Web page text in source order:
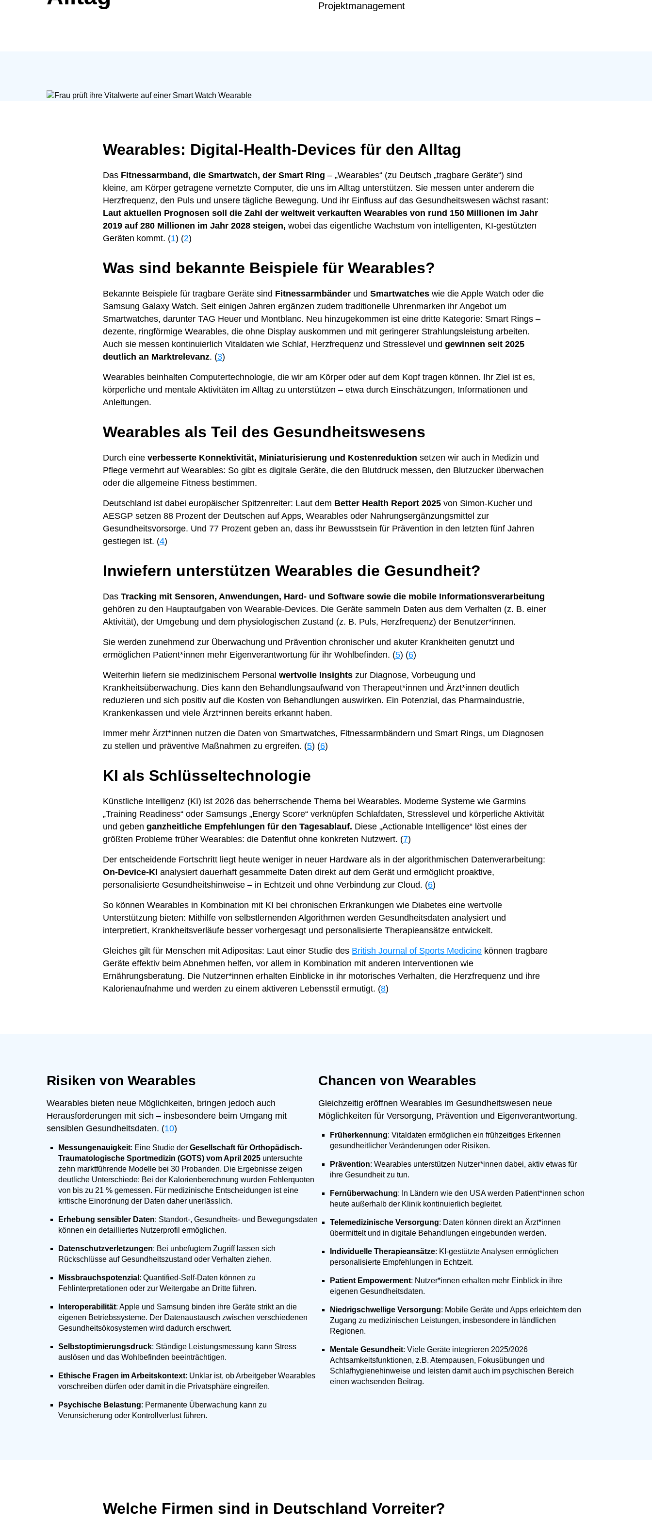
Projektmanagement
Wearables: Digital-Health-Devices für den Alltag
Das Fitnessarmband, die Smartwatch, der Smart Ring – „Wearables“ (zu Deutsch „tragbare Geräte“) sind
kleine, am Körper getragene vernetzte Computer, die uns im Alltag unterstützen. Sie messen unter anderem die
Herzfrequenz, den Puls und unsere tägliche Bewegung. Und ihr Einfluss auf das Gesundheitswesen wächst rasant:
Laut aktuellen Prognosen soll die Zahl der weltweit verkauften Wearables von rund 150 Millionen im Jahr
2019 auf 280 Millionen im Jahr 2028 steigen, wobei das eigentliche Wachstum von intelligenten, KI-gestützten
Geräten kommt. (1) (2)
Was sind bekannte Beispiele für Wearables?
Bekannte Beispiele für tragbare Geräte sind Fitnessarmbänder und Smartwatches wie die Apple Watch oder die
Samsung Galaxy Watch. Seit einigen Jahren ergänzen zudem traditionelle Uhrenmarken ihr Angebot um
Smartwatches, darunter TAG Heuer und Montblanc. Neu hinzugekommen ist eine dritte Kategorie: Smart Rings –
dezente, ringförmige Wearables, die ohne Display auskommen und mit geringerer Strahlungsleistung arbeiten.
Auch sie messen kontinuierlich Vitaldaten wie Schlaf, Herzfrequenz und Stresslevel und gewinnen seit 2025
deutlich an Marktrelevanz. (3)
Wearables beinhalten Computertechnologie, die wir am Körper oder auf dem Kopf tragen können. Ihr Ziel ist es,
körperliche und mentale Aktivitäten im Alltag zu unterstützen – etwa durch Einschätzungen, Informationen und
Anleitungen.
Wearables als Teil des Gesundheitswesens
Durch eine verbesserte Konnektivität, Miniaturisierung und Kostenreduktion setzen wir auch in Medizin und
Pflege vermehrt auf Wearables: So gibt es digitale Geräte, die den Blutdruck messen, den Blutzucker überwachen
oder die allgemeine Fitness bestimmen.
Deutschland ist dabei europäischer Spitzenreiter: Laut dem Better Health Report 2025 von Simon-Kucher und
AESGP setzen 88 Prozent der Deutschen auf Apps, Wearables oder Nahrungsergänzungsmittel zur
Gesundheitsvorsorge. Und 77 Prozent geben an, dass ihr Bewusstsein für Prävention in den letzten fünf Jahren
gestiegen ist. (4)
Inwiefern unterstützen Wearables die Gesundheit?
Das Tracking mit Sensoren, Anwendungen, Hard- und Software sowie die mobile Informationsverarbeitung
gehören zu den Hauptaufgaben von Wearable-Devices. Die Geräte sammeln Daten aus dem Verhalten (z. B. einer
Aktivität), der Umgebung und dem physiologischen Zustand (z. B. Puls, Herzfrequenz) der Benutzer*innen.
Sie werden zunehmend zur Überwachung und Prävention chronischer und akuter Krankheiten genutzt und
ermöglichen Patient*innen mehr Eigenverantwortung für ihr Wohlbefinden. (5) (6)
Weiterhin liefern sie medizinischem Personal wertvolle Insights zur Diagnose, Vorbeugung und
Krankheitsüberwachung. Dies kann den Behandlungsaufwand von Therapeut*innen und Ärzt*innen deutlich
reduzieren und sich positiv auf die Kosten von Behandlungen auswirken. Ein Potenzial, das Pharmaindustrie,
Krankenkassen und viele Ärzt*innen bereits erkannt haben.
Immer mehr Ärzt*innen nutzen die Daten von Smartwatches, Fitnessarmbändern und Smart Rings, um Diagnosen
zu stellen und präventive Maßnahmen zu ergreifen. (5) (6)
KI als Schlüsseltechnologie
Künstliche Intelligenz (KI) ist 2026 das beherrschende Thema bei Wearables. Moderne Systeme wie Garmins
„Training Readiness“ oder Samsungs „Energy Score“ verknüpfen Schlafdaten, Stresslevel und körperliche Aktivität
und geben ganzheitliche Empfehlungen für den Tagesablauf. Diese „Actionable Intelligence“ löst eines der
größten Probleme früher Wearables: die Datenflut ohne konkreten Nutzwert. (7)
Der entscheidende Fortschritt liegt heute weniger in neuer Hardware als in der algorithmischen Datenverarbeitung:
On-Device-KI analysiert dauerhaft gesammelte Daten direkt auf dem Gerät und ermöglicht proaktive,
personalisierte Gesundheitshinweise – in Echtzeit und ohne Verbindung zur Cloud. (6)
So können Wearables in Kombination mit KI bei chronischen Erkrankungen wie Diabetes eine wertvolle
Unterstützung bieten: Mithilfe von selbstlernenden Algorithmen werden Gesundheitsdaten analysiert und
interpretiert, Krankheitsverläufe besser vorhergesagt und personalisierte Therapieansätze entwickelt.
Gleiches gilt für Menschen mit Adipositas: Laut einer Studie des British Journal of Sports Medicine können tragbare
Geräte effektiv beim Abnehmen helfen, vor allem in Kombination mit anderen Interventionen wie
Ernährungsberatung. Die Nutzer*innen erhalten Einblicke in ihr motorisches Verhalten, die Herzfrequenz und ihre
Kalorienaufnahme und werden zu einem aktiveren Lebensstil ermutigt. (8)
Risiken von Wearables
Wearables bieten neue Möglichkeiten, bringen jedoch auch
Herausforderungen mit sich – insbesondere beim Umgang mit
sensiblen Gesundheitsdaten. (10)
Messungenauigkeit: Eine Studie der Gesellschaft für Orthopädisch-
Traumatologische Sportmedizin (GOTS) vom April 2025 untersuchte
zehn marktführende Modelle bei 30 Probanden. Die Ergebnisse zeigen
deutliche Unterschiede: Bei der Kalorienberechnung wurden Fehlerquoten
von bis zu 21 % gemessen. Für medizinische Entscheidungen ist eine
kritische Einordnung der Daten daher unerlässlich.
Erhebung sensibler Daten: Standort-, Gesundheits- und Bewegungsdaten
können ein detailliertes Nutzerprofil ermöglichen.
Datenschutzverletzungen: Bei unbefugtem Zugriff lassen sich
Rückschlüsse auf Gesundheitszustand oder Verhalten ziehen.
Missbrauchspotenzial : Quantified-Self-Daten können zu
Fehlinterpretationen oder zur Weitergabe an Dritte führen.
Interoperabilität: Apple und Samsung binden ihre Geräte strikt an die
eigenen Betriebssysteme. Der Datenaustausch zwischen verschiedenen
Gesundheitsökosystemen wird dadurch erschwert.
Selbstoptimierungsdruck: Ständige Leistungsmessung kann Stress
auslösen und das Wohlbefinden beeinträchtigen.
Ethische Fragen im Arbeitskontext: Unklar ist, ob Arbeitgeber Wearables
vorschreiben dürfen oder damit in die Privatsphäre eingreifen.
Psychische Belastung: Permanente Überwachung kann zu
Verunsicherung oder Kontrollverlust führen.
Chancen von Wearables
Gleichzeitig eröffnen Wearables im Gesundheitswesen neue
Möglichkeiten für Versorgung, Prävention und Eigenverantwortung.
Früherkennung: Vitaldaten ermöglichen ein frühzeitiges Erkennen
gesundheitlicher Veränderungen oder Risiken.
Prävention: Wearables unterstützen Nutzer*innen dabei, aktiv etwas für
ihre Gesundheit zu tun.
Fernüberwachung: In Ländern wie den USA werden Patient*innen schon
heute außerhalb der Klinik kontinuierlich begleitet.
Telemedizinische Versorgung: Daten können direkt an Ärzt*innen
übermittelt und in digitale Behandlungen eingebunden werden.
Individuelle Therapieansätze: KI-gestützte Analysen ermöglichen
personalisierte Empfehlungen in Echtzeit.
Patient Empowerment: Nutzer*innen erhalten mehr Einblick in ihre
eigenen Gesundheitsdaten.
Niedrigschwellige Versorgung: Mobile Geräte und Apps erleichtern den
Zugang zu medizinischen Leistungen, insbesondere in ländlichen
Regionen.
Mentale Gesundheit: Viele Geräte integrieren 2025/2026
Achtsamkeitsfunktionen, z.B. Atempausen, Fokusübungen und
Schlafhygienehinweise und leisten damit auch im psychischen Bereich
einen wachsenden Beitrag.
Welche Firmen sind in Deutschland Vorreiter?